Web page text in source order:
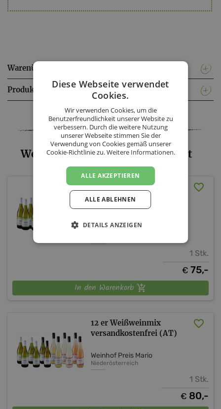
Warenübergabe & Lieferkonditionen
Produktinformationen
Facebook
TwitterMessenger
WhatsApp
LinkedIn
XING
Weinhof Preis Mario - Sortiment
AKTION 10+2GRATIS
Grüner Veltiner Ried
Hütersteig Kremstal 2025
Weinhof Preis Mario
1 Stk.
€ 75,-
In den Warenkorb
12 er Weißweinmix
versandkostenfrei (AT)
Weinhof Preis Mario
Niederösterreich
1 Stk.
€ 80,-
Diese Webseite verwendet
Cookies.
Wir verwenden Cookies, um die
Benutzerfreundlichkeit unserer Website zu
verbessern. Durch die weitere Nutzung
unserer Webseite stimmen Sie der
Verwendung von Cookies gemäß unserer
Cookie-Richtlinie zu.Weitere Informationen.
ALLE AKZEPTIEREN
ALLE ABLEHNEN
DETAILS ANZEIGEN